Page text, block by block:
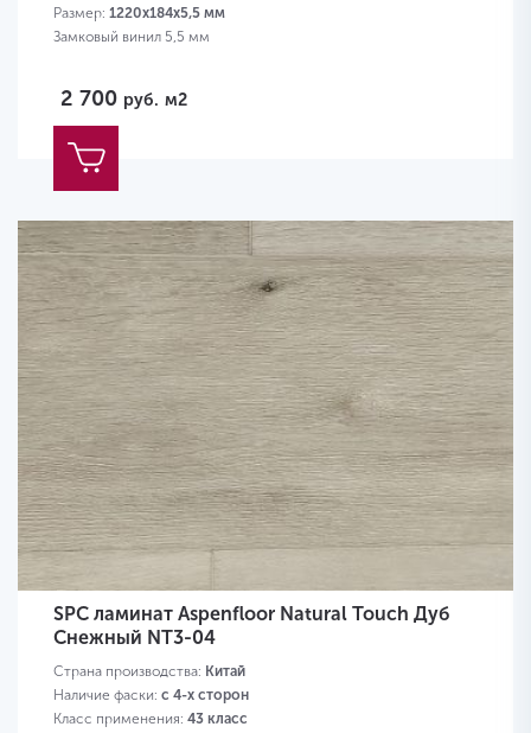
Размер: 1220х184х5,5 мм
Замковый винил 5,5 мм
2 700 руб. м2
SPC ламинат Aspenfloor Natural Touch Дуб
Снежный NT3-04
Страна производства: Китай
Наличие фаски: с 4-х сторон
Класс применения: 43 класс